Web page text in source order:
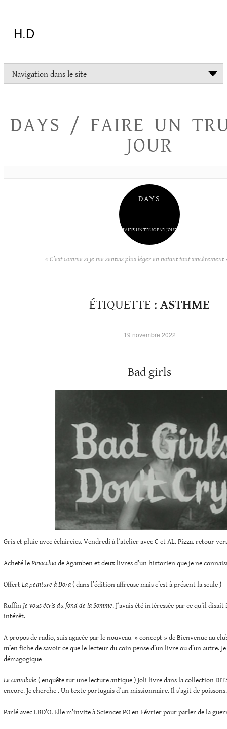
H.D
tout
essayer
Navigation dans le site
DAYS / FAIRE UN
JOUR
DAYS
–
FAIRE UN TRUC PAR JOUR
« C’est comme si je me sentais plus léger en notant tout sincèrement
ÉTIQUETTE : ASTHME
Bad girls
Gris et pluie avec éclaircies. Vendredi à l’atelier avec C et AL. Pizza. retour
Acheté lePinocchiode Agamben et deux livres d’un historien que je ne
OffertLa peinture à Dora( dans l’édition affreuse mais c’est à présent la seule )
Ruffin Je vous écris du fond de la Somme. J’avais été intéressée par ce qu’il disait
intérêt.
A propos de radio, suis agacée par le nouveau » concept » de Bienvenue au
m’en fiche de savoir ce que le lecteur du coin pense d’un livre ou d’un autre.
démagogique
Le cannibale ( enquête sur une lecture antique ) Joli livre dans la collection
encore. Je cherche . Un texte portugais d’un missionnaire. Il s’agit de
Parlé avec LBD’O. Elle m’invite à Sciences PO en Février pour parler de la
19 novembre 2022